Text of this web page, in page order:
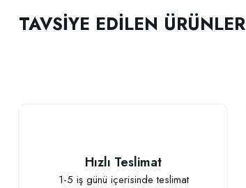
TAVSİYE EDİLEN ÜRÜNLER
Hızlı Teslimat
1-5 iş günü içerisinde teslimat